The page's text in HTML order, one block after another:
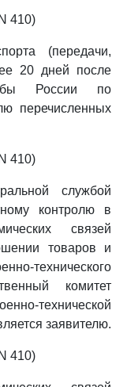
410)
(передачи,
20 дней после
России по
перечисленных
410)
службой
контролю в
связей
товаров и
технического
комитет
технической
заявителю.
410)